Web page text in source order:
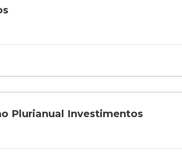
Plurianual Investimentos